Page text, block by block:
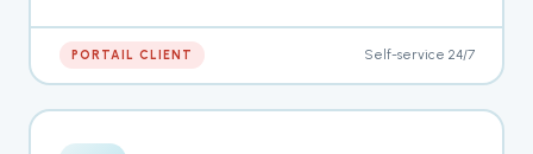
PORTAIL CLIENT Self-service 24/7